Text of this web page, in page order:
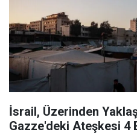
İsrail, Üzerinden
Gazze'deki Ateşkesi 4